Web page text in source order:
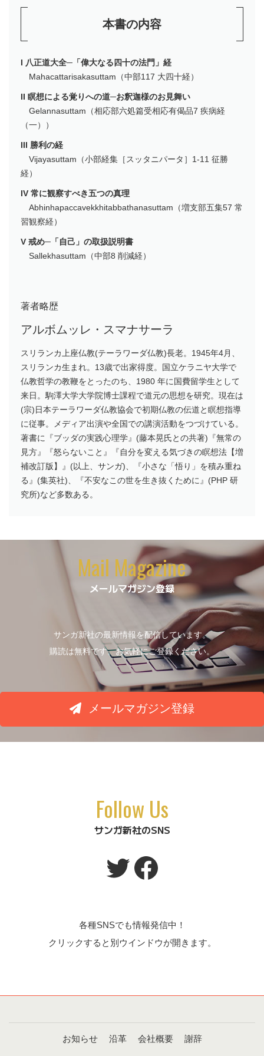
本書の内容
I 八正道大全─「偉大なる四十の法門」経
Mahacattarisakasuttam（中部117 大四十経）
II 瞑想による覚りへの道─お釈迦様のお見舞い
Gelannasuttam（相応部六処篇受相応有偈品7 疾病経
（一））
III 勝利の経
Vijayasuttam（小部経集［スッタニパータ］1-11 征勝
経）
IV 常に観察すべき五つの真理
Abhinhapaccavekkhitabbathanasuttam（増支部五集57 常
習観察経）
V 戒め─「自己」の取扱説明書
Sallekhasuttam（中部8 削減経）
著者略歴
アルボムッレ・スマナサーラ
スリランカ上座仏教(テーラワーダ仏教)長老。1945年4月、
スリランカ生まれ。13歳で出家得度。国立ケラニヤ大学で
仏教哲学の教鞭をとったのち、1980 年に国費留学生として
来日。駒澤大学大学院博士課程で道元の思想を研究。現在は
(宗)日本テーラワーダ仏教協会で初期仏教の伝道と瞑想指導
に従事。メディア出演や全国での講演活動をつづけている。
著書に『ブッダの実践心理学』(藤本晃氏との共著)『無常の
見方』『怒らないこと』『自分を変える気づきの瞑想法【増
補改訂版】』(以上、サンガ)、『小さな「悟り」を積み重ね
る』(集英社)、『不安なこの世を生き抜くために』(PHP 研
究所)など多数ある。
Mail Magazine
メールマガジン登録
サンガ新社の最新情報を配信しています。
購読は無料です。お気軽にご登録ください。
メールマガジン登録
Follow Us
サンガ新社のSNS
Twitter
Facebook
各種SNSでも情報発信中！
クリックすると別ウインドウが開きます。
お知らせ 沿革 会社概要 謝辞